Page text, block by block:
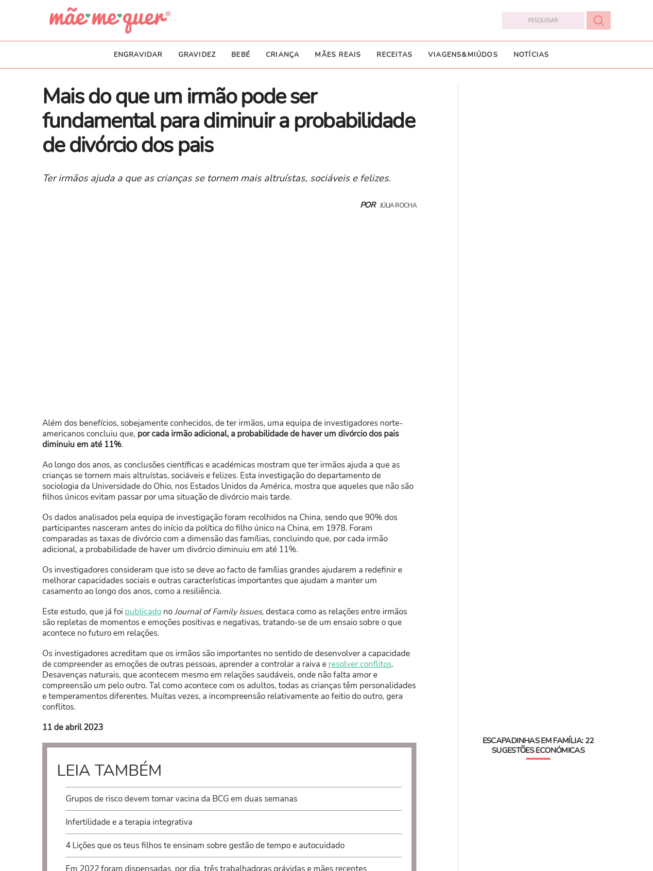
ENGRAVIDAR GRAVIDEZ BEBÉ CRIANÇA MÃES REAIS RECEITAS VIAGENS&MIÚDOS NOTÍCIAS
Mais do que um irmão pode ser
fundamental para diminuir a probabilidade
de divórcio dos pais
Ter irmãos ajuda a que as crianças se tornem mais altruístas, sociáveis e felizes.
POR JÚLIA ROCHA
Além dos benefícios, sobejamente conhecidos, de ter irmãos, uma equipa de investigadores norte-
americanos concluiu que, por cada irmão adicional, a probabilidade de haver um divórcio dos pais
diminuiu em até 11%.
Ao longo dos anos, as conclusões científicas e académicas mostram que ter irmãos ajuda a que as
crianças se tornem mais altruístas, sociáveis e felizes. Esta investigação do departamento de
sociologia da Universidade do Ohio, nos Estados Unidos da América, mostra que aqueles que não são
filhos únicos evitam passar por uma situação de divórcio mais tarde.
Os dados analisados pela equipa de investigação foram recolhidos na China, sendo que 90% dos
participantes nasceram antes do início da política do filho único na China, em 1978. Foram
comparadas as taxas de divórcio com a dimensão das famílias, concluindo que, por cada irmão
adicional, a probabilidade de haver um divórcio diminuiu em até 11%.
Os investigadores consideram que isto se deve ao facto de famílias grandes ajudarem a redefinir e
melhorar capacidades sociais e outras características importantes que ajudam a manter um
casamento ao longo dos anos, como a resiliência.
Este estudo, que já foi publicado noJournal of Family Issues, destaca como as relações entre irmãos
são repletas de momentos e emoções positivas e negativas, tratando-se de um ensaio sobre o que
acontece no futuro em relações.
Os investigadores acreditam que os irmãos são importantes no sentido de desenvolver a capacidade
de compreender as emoções de outras pessoas, aprender a controlar a raiva e resolver conflitos.
Desavenças naturais, que acontecem mesmo em relações saudáveis, onde não falta amor e
compreensão um pelo outro. Tal como acontece com os adultos, todas as crianças têm personalidades
e temperamentos diferentes. Muitas vezes, a incompreensão relativamente ao feitio do outro, gera
conflitos.
11 de abril 2023
LEIA TAMBÉM
Grupos de risco devem tomar vacina da BCG em duas semanas
Infertilidade e a terapia integrativa
4 Lições que os teus filhos te ensinam sobre gestão de tempo e autocuidado
Em 2022 foram dispensadas, por dia, três trabalhadoras grávidas e mães recentes
ESCAPADINHAS EM FAMÍLIA: 22
SUGESTÕES ECONÓMICAS